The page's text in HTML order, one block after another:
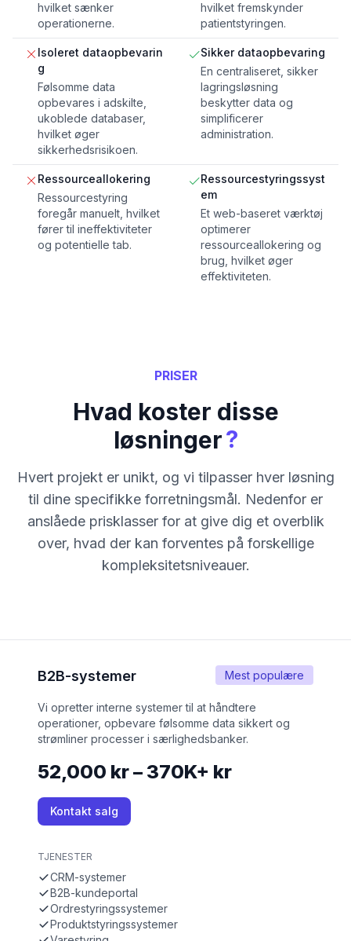
hvilket sænker
operationerne.
hvilket fremskynder
patientstyringen.
Isoleret dataopbevarin
g
Følsomme data
opbevares i adskilte,
ukoblede databaser,
hvilket øger
sikkerhedsrisikoen.
Sikker dataopbevaring
En centraliseret, sikker
lagringsløsning
beskytter data og
simplificerer
administration.
Ressourceallokering
Ressourcestyring
foregår manuelt, hvilket
fører til ineffektiviteter
og potentielle tab.
Ressourcestyringssyst
em
Et web-baseret værktøj
optimerer
ressourceallokering og
brug, hvilket øger
effektiviteten.
PRISER
Hvad koster disse
løsninger?
Hvert projekt er unikt, og vi tilpasser hver løsning
til dine specifikke forretningsmål. Nedenfor er
anslåede prisklasser for at give dig et overblik
over, hvad der kan forventes på forskellige
kompleksitetsniveauer.
Mest populære
B2B-systemer
Vi opretter interne systemer til at håndtere
operationer, opbevare følsomme data sikkert og
strømliner processer i særlighedsbanker.
52,000 kr – 370K+ kr
Kontakt salg
TJENESTER
CRM-systemer
B2B-kundeportal
Ordrestyringssystemer
Produktstyringssystemer